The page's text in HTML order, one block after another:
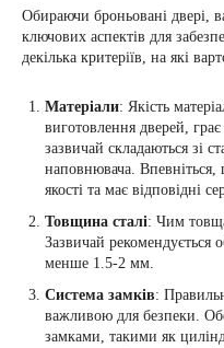
Обираючи броньовані двері,
ключових аспектів для
декілька критеріїв, на які
Матеріали: Якість
виготовлення дверей,
зазвичай складаються зі
наповнювача. Впевніться,
якості та має відповідні
Товщина сталі: Чим
Зазвичай рекомендується
менше 1.5-2 мм.
Система замків:
важливою для безпеки.
замками, такими як